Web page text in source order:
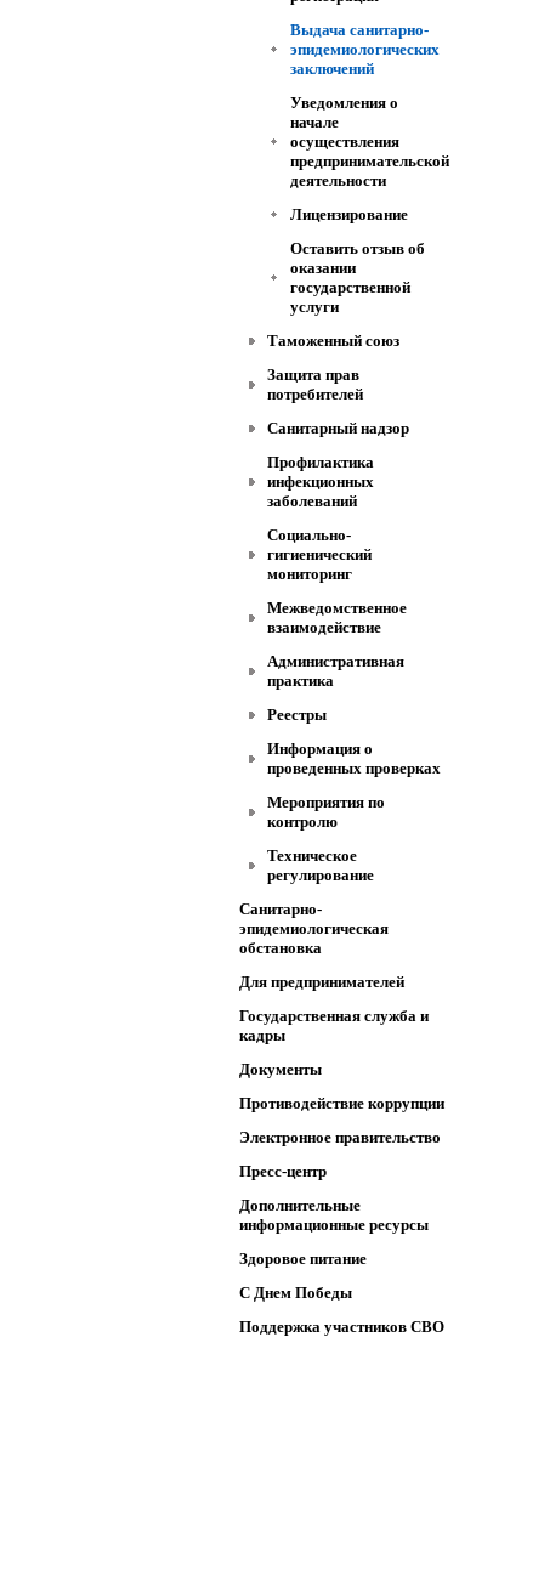
Выдача санитарно-
эпидемиологических
заключений
Уведомления о
начале
осуществления
предпринимательской
деятельности
Лицензирование
Оставить отзыв об
оказании
государственной
услуги
Таможенный союз
Защита прав
потребителей
Санитарный надзор
Профилактика
инфекционных
заболеваний
Социально-
гигиенический
мониторинг
Межведомственное
взаимодействие
Административная
практика
Реестры
Информация о
проведенных проверках
Мероприятия по
контролю
Техническое
регулирование
Санитарно-
эпидемиологическая
обстановка
Для предпринимателей
Государственная служба и
кадры
Документы
Противодействие коррупции
Электронное правительство
Пресс-центр
Дополнительные
информационные ресурсы
Здоровое питание
C Днем Победы
Поддержка участников СВО